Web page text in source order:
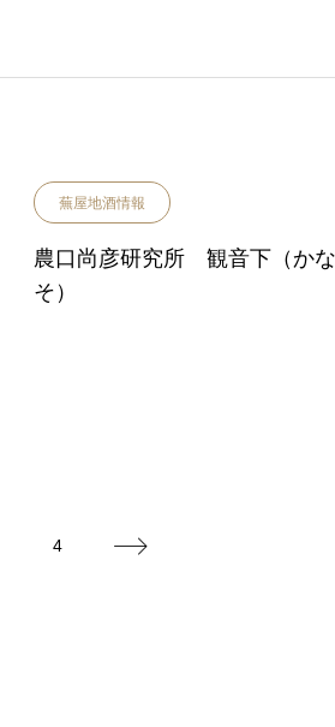
蕪屋地酒情報
農口尚彦研究所 観音下（か
そ）
4